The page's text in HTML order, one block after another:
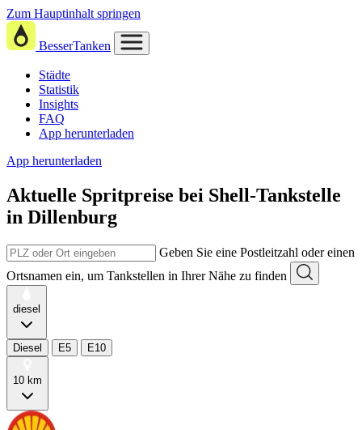
Zum Hauptinhalt springen
BesserTanken
Städte
Statistik
Insights
FAQ
App herunterladen
App herunterladen
Aktuelle Spritpreise bei Shell-Tankstelle
in Dillenburg
Geben Sie eine Postleitzahl oder einen
Ortsnamen ein, um Tankstellen in Ihrer Nähe zu finden
diesel
Diesel E5 E10
10 km